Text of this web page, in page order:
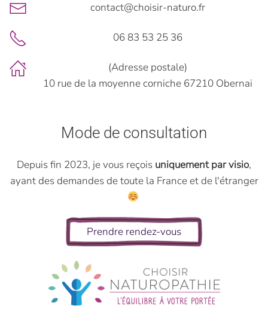
contact@choisir-naturo.fr
06 83 53 25 36
(Adresse postale)
10 rue de la moyenne corniche 67210 Obernai
Mode de consultation
Depuis fin 2023, je vous reçois uniquement par visio,
ayant des demandes de toute la France et de l'étranger
Prendre rendez-vous